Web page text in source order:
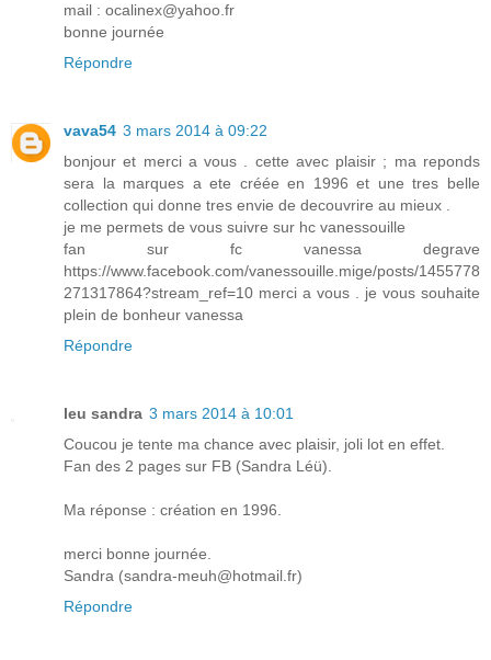
mail : ocalinex@yahoo.fr
bonne journée
Répondre
vava54 3 mars 2014 à 09:22
bonjour et merci a vous . cette avec plaisir ; ma reponds
sera la marques a ete créée en 1996 et une tres belle
collection qui donne tres envie de decouvrire au mieux .
je me permets de vous suivre sur hc vanessouille
fan sur fc vanessa degrave
https://www.facebook.com/vanessouille.mige/posts/1455778
271317864?stream_ref=10 merci a vous . je vous souhaite
plein de bonheur vanessa
Répondre
leu sandra 3 mars 2014 à 10:01
Coucou je tente ma chance avec plaisir, joli lot en effet.
Fan des 2 pages sur FB (Sandra Léü).
Ma réponse : création en 1996.
merci bonne journée.
Sandra (sandra-meuh@hotmail.fr)
Répondre